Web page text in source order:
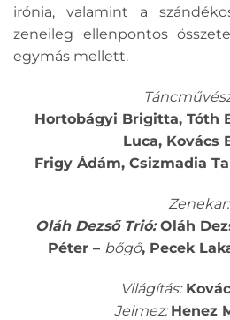
irónia, valamint a
zeneileg ellenpontos
egymás mellett.
Hortobágyi Brigitta, Tóth
Luca, Kovács
Frigy Ádám, Csizmadia
Zenekar:
Oláh Dezső Trió:Oláh
Péter – bőgő, Pecek
Világítás:
Jelmez: Henez